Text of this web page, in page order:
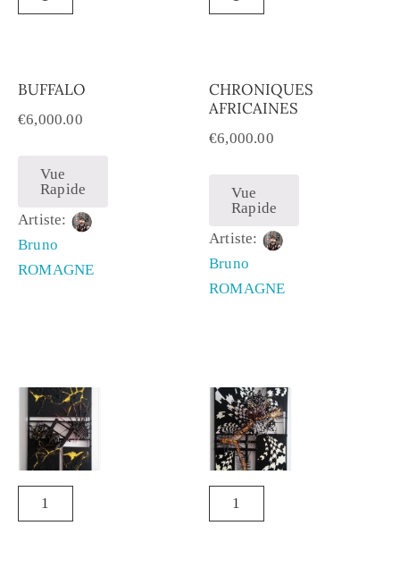
BUFFALO
€6,000.00
Vue
Rapide
Artiste:
Bruno
ROMAGNE
CHRONIQUES
AFRICAINES
€6,000.00
Vue
Rapide
Artiste:
Bruno
ROMAGNE